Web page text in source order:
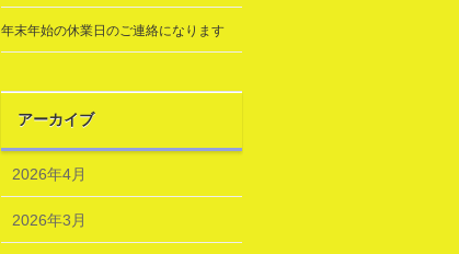
年末年始の休業日のご連絡になります
アーカイブ
2026年4月
2026年3月